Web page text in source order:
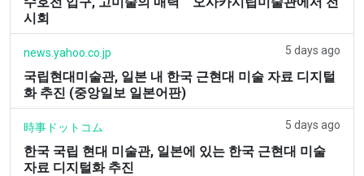
시회
news.yahoo.co.jp 5 days ago
국립현대미술관, 일본 내 한국 근현대 미술 자료 디지털
화 추진 (중앙일보 일본어판)
時事ドットコム 5 days ago
한국 국립 현대 미술관, 일본에 있는 한국 근현대 미술
자료 디지털화 추진